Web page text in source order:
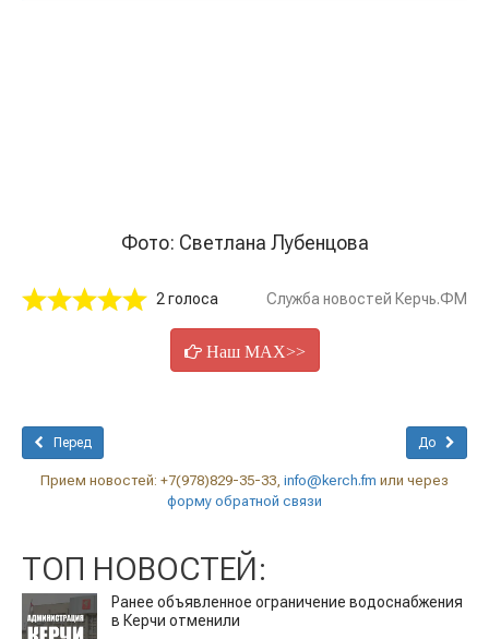
Фото: Светлана Лубенцова
2 голоса Служба новостей Керчь.ФМ
Наш MAX>>
Перед До
Прием новостей: +7(978)829-35-33, info@kerch.fm или через
форму обратной связи
ТОП НОВОСТЕЙ:
Ранее объявленное ограничение водоснабжения
в Керчи отменили